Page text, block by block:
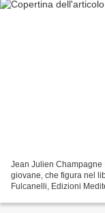
Jean Julien Champagne
giovane, che figura nel
Fulcanelli, Edizioni